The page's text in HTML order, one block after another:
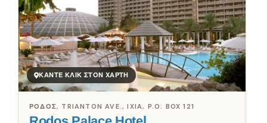
ΚΆΝΤΕ ΚΛΙΚ ΣΤΟΝ ΧΆΡΤΗ
ΡΌΔΟΣ, TRIANTON AVE., IXIA, P.O. BOX 121